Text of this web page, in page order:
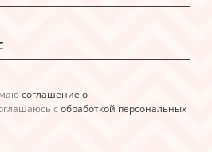
соглашение о
с обработкой персональных